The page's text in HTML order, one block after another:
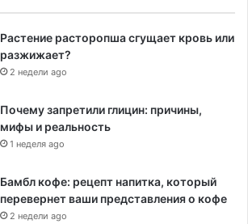
Растение расторопша сгущает кровь или
разжижает?
2 недели ago
Почему запретили глицин: причины,
мифы и реальность
1 неделя ago
Бамбл кофе: рецепт напитка, который
перевернет ваши представления о кофе
2 недели ago